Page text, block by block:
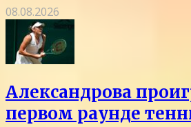
08.08.2026
Александрова
первом раунде